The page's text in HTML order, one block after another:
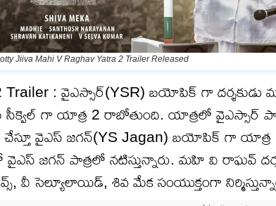
Jiiva Mahi V Raghav Yatra 2 Trailer Released
Trailer : వైఎస్సార్(YSR) బయోపిక్ గా
సీక్వెల్ గా యాత్ర 2 రాబోతుంది. యాత్రలో వైఎస్సార్
చేస్తూ వైఎస్ జగన్(YS Jagan) బయోపిక్ గా యాత్ర
జగన్ పాత్రలో నటిస్తున్నారు. మహి వి రాఘవ్
వీ సెల్యూలాయిడ్, శివ మేక సంయుక్తంగా